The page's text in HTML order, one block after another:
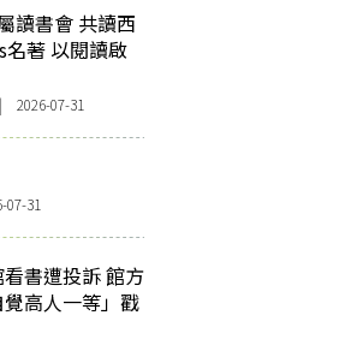
讀書會 共讀西
著 以閱讀啟
07-31
31
書遭投訴 館方
高人一等」戳